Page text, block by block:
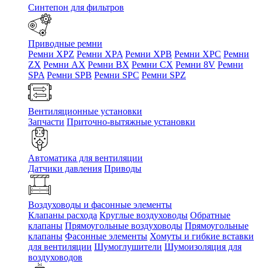
Синтепон для фильтров
Приводные ремни
Ремни XPZ Ремни XPA Ремни XPB Ремни XPC Ремни
ZX Ремни AX Ремни BX Ремни CX Ремни 8V Ремни
SPA Ремни SPB Ремни SPC Ремни SPZ
Вентиляционные установки
Запчасти Приточно-вытяжные установки
Автоматика для вентиляции
Датчики давления Приводы
Воздуховоды и фасонные элементы
Клапаны расхода Круглые воздуховоды Обратные
клапаны Прямоугольные воздуховоды Прямоугольные
клапаны Фасонные элементы Хомуты и гибкие вставки
для вентиляции Шумоглушители Шумоизоляция для
воздуховодов